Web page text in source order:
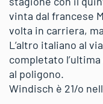
vinta dal francese
volta in carriera,
L’altro italiano al
completato
al poligono.
Windisch è 21/o